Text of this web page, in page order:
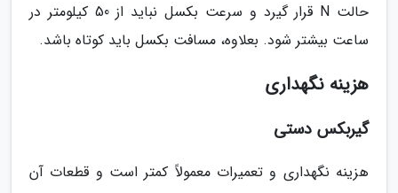
حالت N قرار گیرد و سرعت بکسل نباید از 50 کیلومتر در
ساعت بیشتر شود. بعلاوه، مسافت بکسل باید کوتاه باشد.
هزینه نگهداری
گیربکس دستی
هزینه نگهداری و تعمیرات معمولاً کمتر است و قطعات آن